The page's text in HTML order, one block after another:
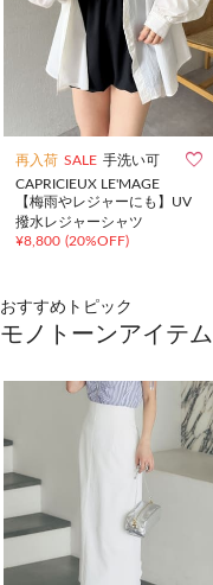
再入荷 SALE 手洗い可 
CAPRICIEUX LE'MAGE
【梅雨やレジャーにも】UV
撥水レジャーシャツ
¥8,800 (20%OFF)
おすすめトピック
モノトーンアイテム